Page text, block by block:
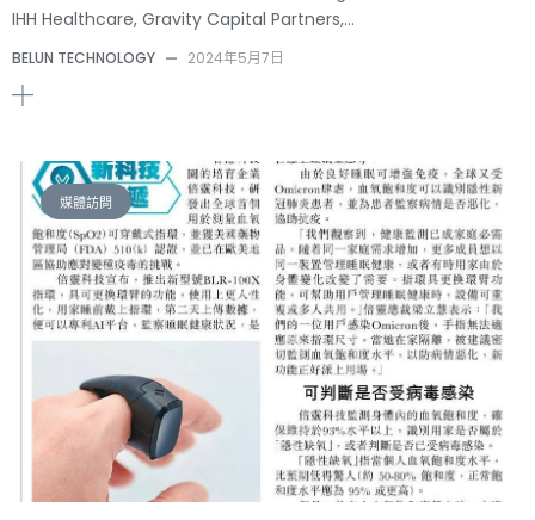
IHH Healthcare, Gravity Capital Partners,…
BELUN TECHNOLOGY — 2024年5月7日
媒體訪問